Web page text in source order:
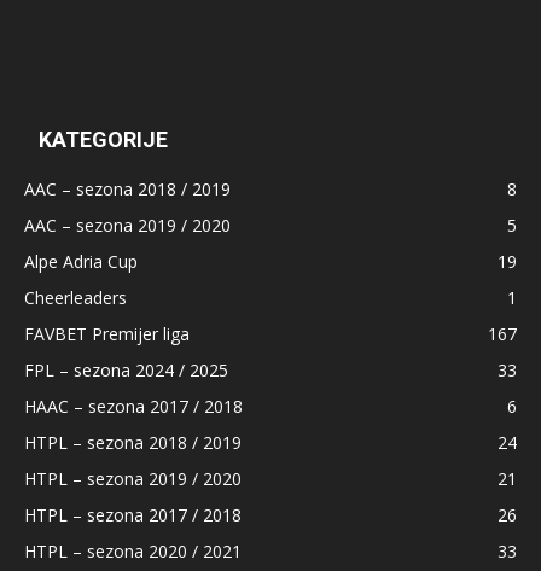
KATEGORIJE
AAC – sezona 2018 / 2019
8
AAC – sezona 2019 / 2020
5
Alpe Adria Cup
19
Cheerleaders
1
FAVBET Premijer liga
167
FPL – sezona 2024 / 2025
33
HAAC – sezona 2017 / 2018
6
HTPL – sezona 2018 / 2019
24
HTPL – sezona 2019 / 2020
21
HTPL – sezona 2017 / 2018
26
HTPL – sezona 2020 / 2021
33